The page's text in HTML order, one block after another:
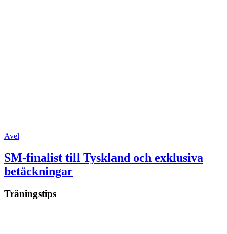
Avel
SM-finalist till Tyskland och exklusiva
betäckningar
Träningstips